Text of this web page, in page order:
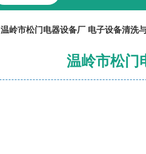
温岭市松门电器设备厂 电子设备清洗
温岭市松门